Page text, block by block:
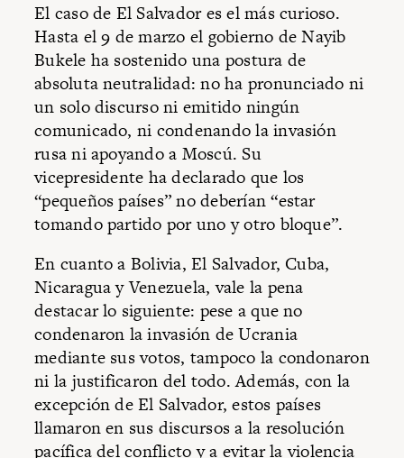
El caso de El Salvador es el más curioso.
Hasta el 9 de marzo el gobierno de Nayib
Bukele ha sostenido una postura de
absoluta neutralidad: no ha pronunciado ni
un solo discurso ni emitido ningún
comunicado, ni condenando la invasión
rusa ni apoyando a Moscú. Su
vicepresidente ha declarado que los
“pequeños países” no deberían “estar
tomando partido por uno y otro bloque”.
En cuanto a Bolivia, El Salvador, Cuba,
Nicaragua y Venezuela, vale la pena
destacar lo siguiente: pese a que no
condenaron la invasión de Ucrania
mediante sus votos, tampoco la condonaron
ni la justificaron del todo. Además, con la
excepción de El Salvador, estos países
llamaron en sus discursos a la resolución
pacífica del conflicto y a evitar la violencia